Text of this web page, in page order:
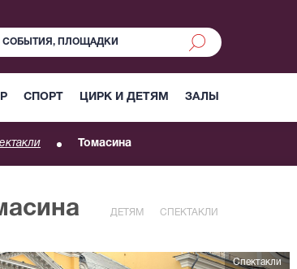
СПОРТ ЦИРК И ДЕТЯМ ЗАЛЫ
Томасина
ДЕТЯМ СПЕКТАКЛИ
Спектакли